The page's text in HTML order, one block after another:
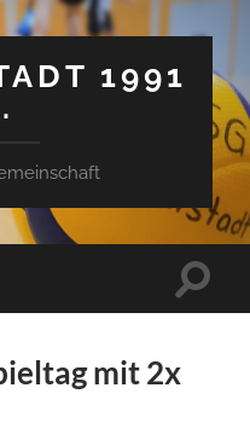
1991
mit 2x